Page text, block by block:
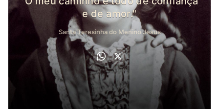
e de amor."
Santa Teresinha do Menino Jesus